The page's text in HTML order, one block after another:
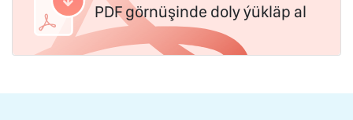
PDF görnüşinde doly ýükläp al